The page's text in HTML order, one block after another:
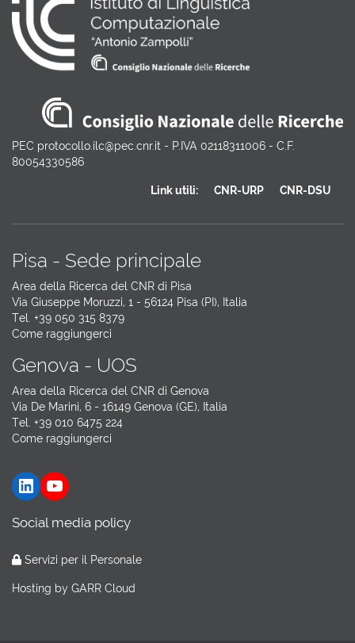
PEC protocollo.ilc@pec.cnr.it - P.IVA 02118311006 - C.F.
80054330586
Link utili: CNR-URP CNR-DSU
Pisa - Sede principale
Area della Ricerca del CNR di Pisa
Via Giuseppe Moruzzi, 1 - 56124 Pisa (PI), Italia
Tel. +39 050 315 8379
Come raggiungerci
Genova - UOS
Area della Ricerca del CNR di Genova
Via De Marini, 6 - 16149 Genova (GE), Italia
Tel. +39 010 6475 224
Come raggiungerci
LinkedIn YouTube
Social media policy
Servizi per il Personale
Hosting by GARR Cloud